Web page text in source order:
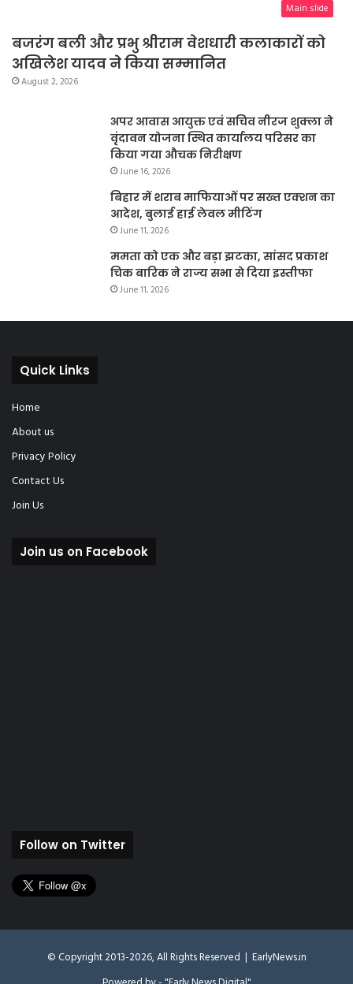
Main slide
बजरंग बली और प्रभु श्रीराम वेशधारी कलाकारों को
अखिलेश यादव ने किया सम्मानित
August 2, 2026
अपर आवास आयुक्त एवं सचिव नीरज शुक्ला ने
वृंदावन योजना स्थित कार्यालय परिसर का
किया गया औचक निरीक्षण
June 16, 2026
बिहार में शराब माफियाओं पर सख्त एक्शन का
आदेश, बुलाई हाई लेवल मीटिंग
June 11, 2026
ममता को एक और बड़ा झटका, सांसद प्रकाश
चिक बारिक ने राज्य सभा से दिया इस्तीफा
June 11, 2026
Quick Links
Home
About us
Privacy Policy
Contact Us
Join Us
Join us on Facebook
Follow on Twitter
© Copyright 2013-2026, All Rights Reserved | EarlyNews.in